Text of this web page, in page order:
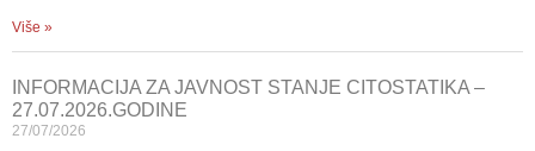
Više »
INFORMACIJA ZA JAVNOST STANJE CITOSTATIKA –
27.07.2026.GODINE
27/07/2026